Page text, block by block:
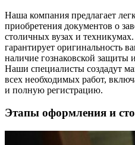
Наша компания предлагает
приобретения документов о
столичных вузах и
гарантирует оригинальность
наличие гознаковской защиты
Наши специалисты создадут
всех необходимых работ,
и полную регистрацию.
Этапы оформления и